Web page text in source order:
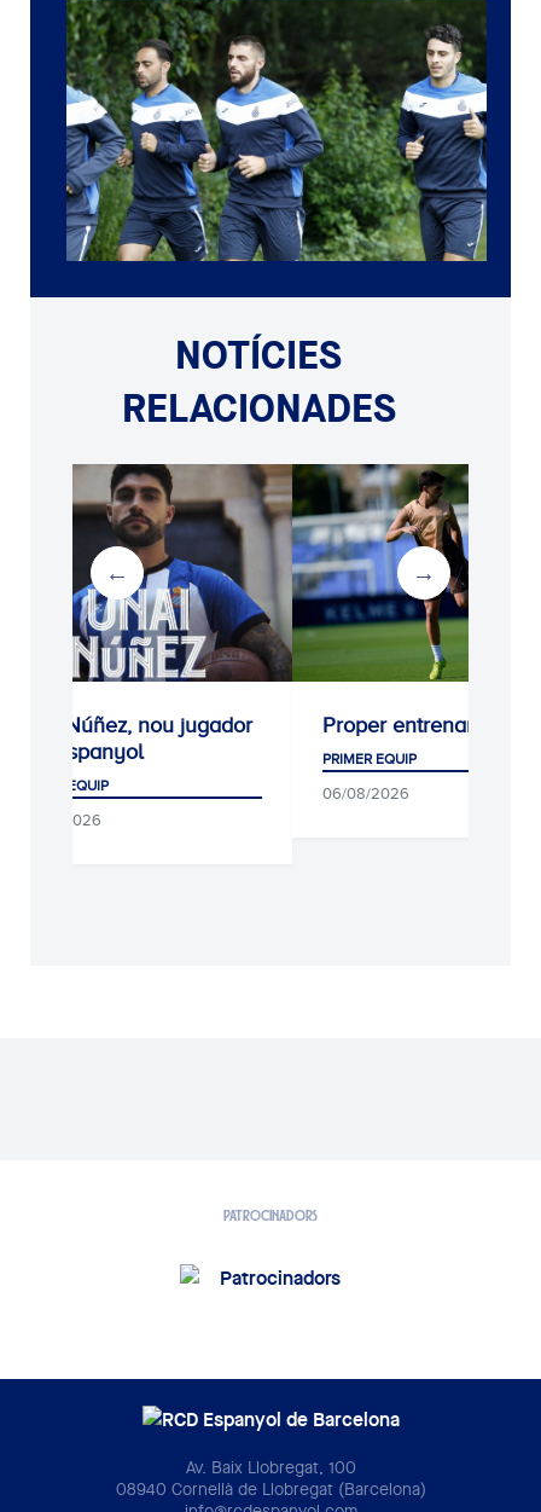
NOTÍCIES
RELACIONADES
Unai Núñez, nou jugador
de l'Espanyol
PRIMER EQUIP
06/08/2026
Proper entrenament
PRIMER EQUIP
06/08/2026
PATROCINADORS
Av. Baix Llobregat, 100
08940 Cornellà de Llobregat (Barcelona)